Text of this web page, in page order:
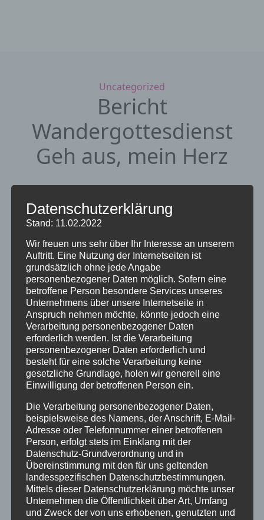
Kategorien
Uncategorized
Bericht
Wandergottesdienst
Geh aus, mein Herz
…
11. August 2020von Administrator
Schauen, Hören, Fühlen, Riechen – die
Sinnesorgane waren beim
Wandergottesdienst der Evangelischen
Stadtkirchengemeinde mehr als sonst
gefragt. Etwa 20 Menschen aller Altersstufen
haben sich am vergangenen Sonntag
zusammen auf den Weg gemacht, um einen
sommerlichen Gottesdienst unter freiem
Himmel zu feiern, der so ganz anders verlief
als gewöhnlich.
Kleine Übungen zur Körperwahrnehmung
und zum aufmerksamen Wahrnehmen der
Natur, ein gemeinsam gesprochener Psalm
und das Lied „Geh aus mein Herz und suche
Datenschutzerklärung
Stand: 11.02.2022
Wir freuen uns sehr über Ihr Interesse an unserem
Auftritt. Eine Nutzung der Internetseiten ist
grundsätzlich ohne jede Angabe
personenbezogener Daten möglich. Sofern eine
betroffene Person besondere Services unseres
Unternehmens über unsere Internetseite in
Anspruch nehmen möchte, könnte jedoch eine
Verarbeitung personenbezogener Daten
erforderlich werden. Ist die Verarbeitung
personenbezogener Daten erforderlich und
besteht für eine solche Verarbeitung keine
gesetzliche Grundlage, holen wir generell eine
Einwilligung der betroffenen Person ein.
Die Verarbeitung personenbezogener Daten,
beispielsweise des Namens, der Anschrift, E-Mail-
Adresse oder Telefonnummer einer betroffenen
Person, erfolgt stets im Einklang mit der
Datenschutz-Grundverordnung und in
Übereinstimmung mit den für uns geltenden
landesspezifischen Datenschutzbestimmungen.
Mittels dieser Datenschutzerklärung möchte unser
Unternehmen die Öffentlichkeit über Art, Umfang
und Zweck der von uns erhobenen, genutzten und